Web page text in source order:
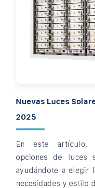
Nuevas Luces
2025
En este artículo,
opciones de luces
ayudándote a elegir
necesidades y estilo